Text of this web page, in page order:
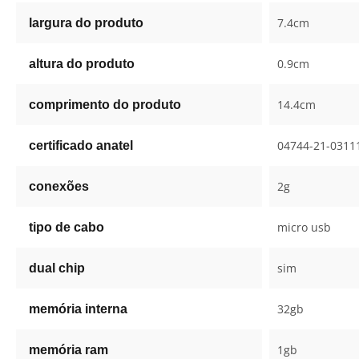
largura do produto 7.4cm
altura do produto 0.9cm
comprimento do produto 14.4cm
certificado anatel 04744-21-
conexões 2g
tipo de cabo micro usb
dual chip sim
memória interna 32gb
memória ram 1gb